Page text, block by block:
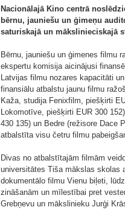
Nacionālajā Kino centrā
bērnu, jauniešu un ģimeņu
saturiskajā un mākslinieciskajā
Bērnu, jauniešu un ģimenes filmu
ekspertu komisija aicinājusi
Latvijas filmu nozares kapacitāti
finansiālu atbalstu jaunu filmu
Kaža, studija Fenixfilm, piešķirti
Lokomotīve, piešķirti EUR 300
430 135) un Bedre (režisore Dace
atbalstīta visu četru filmu
Divas no atbalstītajām filmām
universitātes Tiša mākslas skolas
dokumentālo filmu Vienu biļeti,
zināšanām un mīlestībai pret
Grebņevu un mākslinieku Jurģi